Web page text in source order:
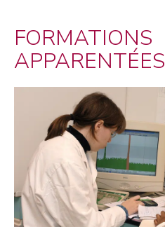
FORMATIONS
APPARENTÉES